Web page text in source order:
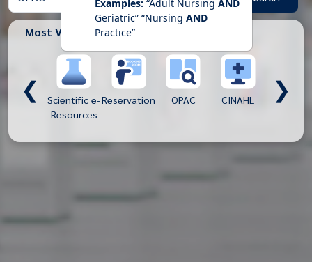
Most Views
❮
ThaiLis
Scientific e-
Resources
Reservation OPAC CINAHL CU e-
❯
Examples: “Adult Nursing AND
Geriatric” “Nursing AND
Practice”